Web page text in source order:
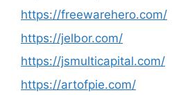
https://freewarehero.com/
https://jelbor.com/
https://jsmulticapital.com/
https://artofpie.com/